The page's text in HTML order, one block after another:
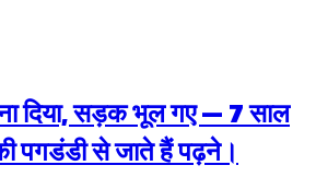
दिया, सड़क भूल गए — 7 साल
पगडंडी से जाते हैं पढ़ने।